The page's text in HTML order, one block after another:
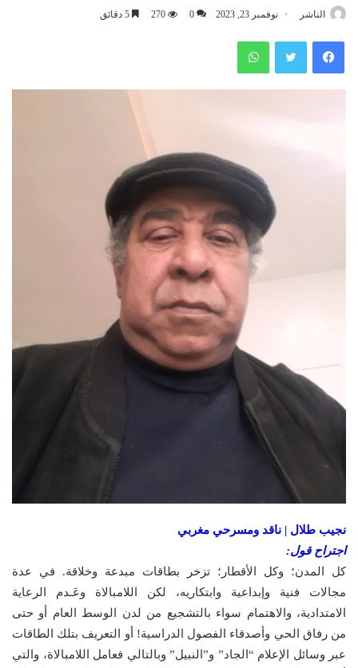
الناشر نوفمبر 23, 2023 0
270
فيسبوك تويتر واتساب
نجيب طلال | ناقد ومسرحي مغربي
اجتراح قول:
كل المدن؛ وكل الأقطار؛ تزخر بطاقات مبدعة وخلاقة. في عدة
مجالات فنية وإبداعية وابتكاريه، لكن اللامبالاة وعَـدم الرعاية
الامتدادية، والاهتمام سواء بالتشجيع من لدن الوسط العام أو حتى
من رفاق الحي وأصدقاء الفصول الدراسية! أو التعريف بتلك الطاقات
عبر وسائل الإعلام “الجاد” و”النبيل” وبالتالي فعامل اللامبالاة، والتي